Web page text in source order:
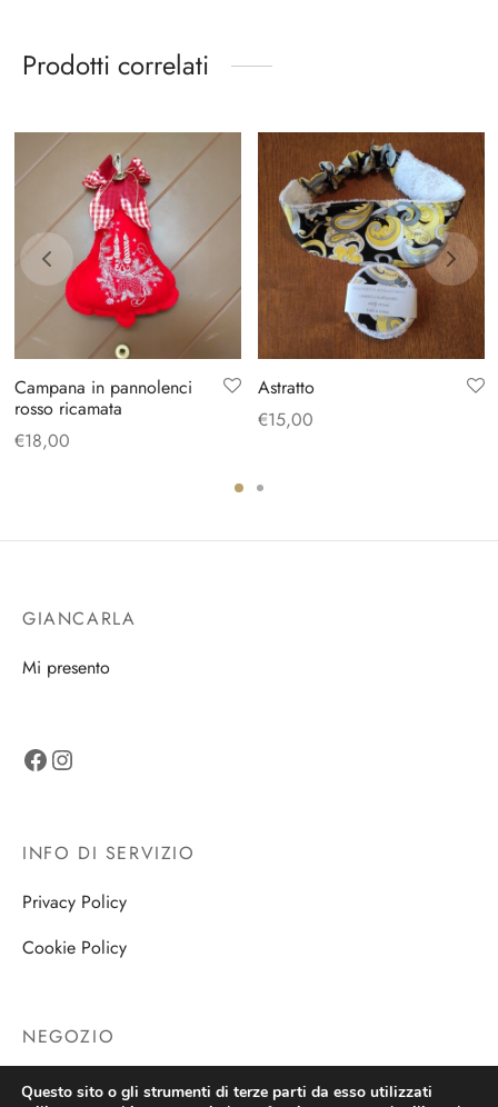
Prodotti correlati
Campana in pannolenci
rosso ricamata
€18,00
Astratto
€15,00
GIANCARLA
Mi presento
Facebook
INFO DI SERVIZIO
Privacy Policy
Cookie Policy
NEGOZIO
Negozio
Questo sito o gli strumenti di terze parti da esso utilizzati